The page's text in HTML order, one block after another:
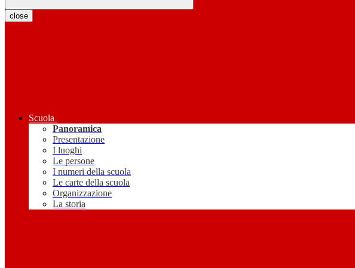
close
Scuola
Panoramica
Presentazione
I luoghi
Le persone
I numeri della scuola
Le carte della scuola
Organizzazione
La storia